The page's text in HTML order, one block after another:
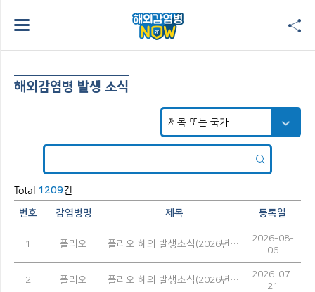
해외감염병 발생 소식
Total 1209건
번호 감염병명 제목 등록일
1 폴리오 폴리오 해외 발생소식(2026년 7월)
2026-08-
06
2 폴리오 폴리오 해외 발생소식(2026년 6월)
2026-07-
21